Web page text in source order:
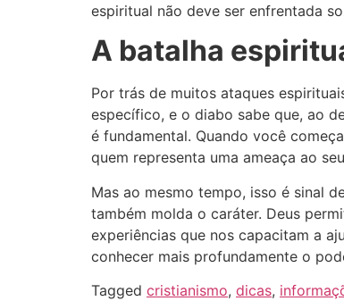
espiritual não deve ser enfrentada
A batalha
Por trás de muitos ataques
específico, e o diabo sabe que, ao
é fundamental. Quando você
quem representa uma ameaça ao
Mas ao mesmo tempo, isso é sinal
também molda o caráter. Deus
experiências que nos capacitam a
conhecer mais profundamente o
Tagged cristianismo, dicas,